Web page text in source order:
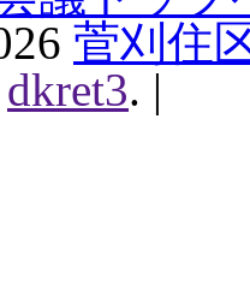
菅刈住
dkret3. |